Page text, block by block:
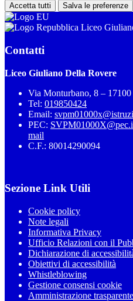
Accetta tutti Salva le preferenze
Liceo
Contatti
Liceo Giuliano Della Rovere
Via Monturbano, 8 – 17100
Tel: 019850424
Email:
PEC:
mail
C.F.: 80014290094
Sezione Link Utili
Cookie policy
Note legali
Informativa Privacy
Ufficio Relazioni con il
Dichiarazione di
Obiettivi di accessibilità
Whistleblowing
Gestione consensi cookie
Amministrazione trasparente